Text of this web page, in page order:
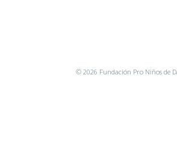
© 2026 Fundación Pro Niños de